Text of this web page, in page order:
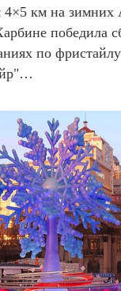
км на зимних
победила
по